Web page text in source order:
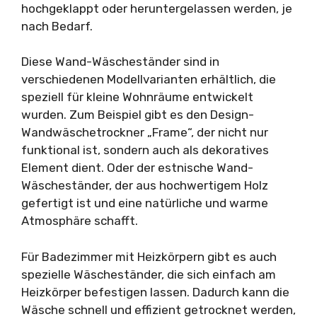
hochgeklappt oder heruntergelassen werden, je
nach Bedarf.
Diese Wand-Wäscheständer sind in
verschiedenen Modellvarianten erhältlich, die
speziell für kleine Wohnräume entwickelt
wurden. Zum Beispiel gibt es den Design-
Wandwäschetrockner „Frame“, der nicht nur
funktional ist, sondern auch als dekoratives
Element dient. Oder der estnische Wand-
Wäscheständer, der aus hochwertigem Holz
gefertigt ist und eine natürliche und warme
Atmosphäre schafft.
Für Badezimmer mit Heizkörpern gibt es auch
spezielle Wäscheständer, die sich einfach am
Heizkörper befestigen lassen. Dadurch kann die
Wäsche schnell und effizient getrocknet werden,